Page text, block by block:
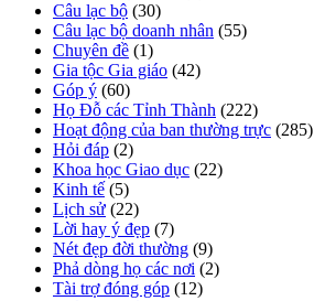
Câu lạc bộ (30)
Câu lạc bộ doanh nhân (55)
Chuyên đề (1)
Gia tộc Gia giáo (42)
Góp ý (60)
Họ Đỗ các Tỉnh Thành (222)
Hoạt động của ban thường trực (285)
Hỏi đáp (2)
Khoa học Giao dục (22)
Kinh tế (5)
Lịch sử (22)
Lời hay ý đẹp (7)
Nét đẹp đời thường (9)
Phả dòng họ các nơi (2)
Tài trợ đóng góp (12)